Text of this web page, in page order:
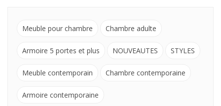
Meuble pour chambre Chambre adulte
Armoire 5 portes et plus NOUVEAUTES STYLES
Meuble contemporain Chambre contemporaine
Armoire contemporaine